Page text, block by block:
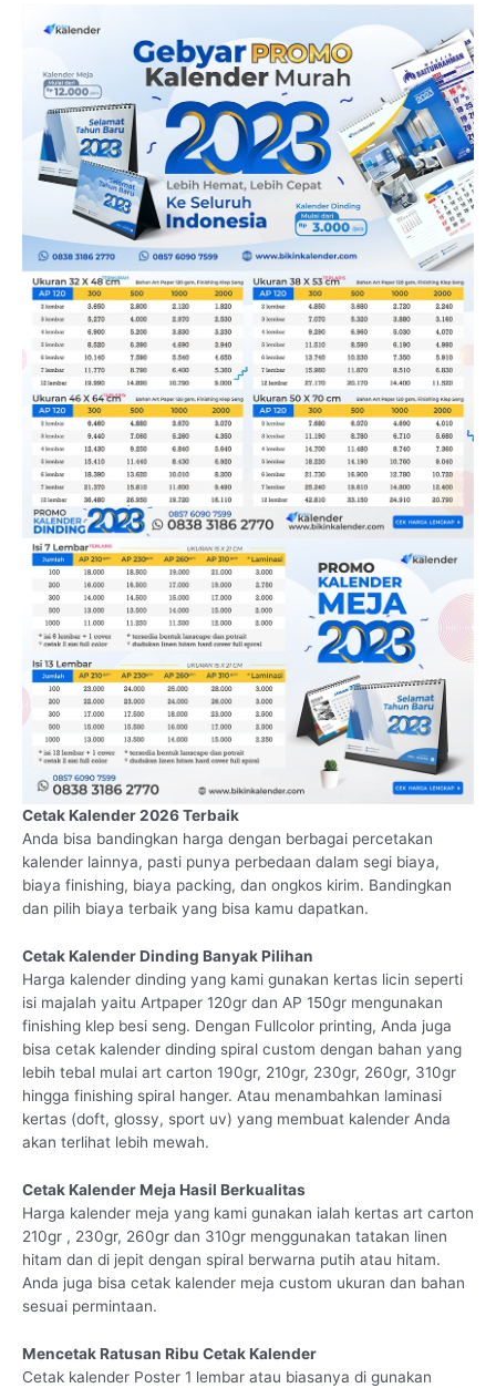
Cetak Kalender 2026 Terbaik
Anda bisa bandingkan harga dengan berbagai percetakan
kalender lainnya, pasti punya perbedaan dalam segi biaya,
biaya finishing, biaya packing, dan ongkos kirim. Bandingkan
dan pilih biaya terbaik yang bisa kamu dapatkan.
Cetak Kalender Dinding Banyak Pilihan
Harga kalender dinding yang kami gunakan kertas licin seperti
isi majalah yaitu Artpaper 120gr dan AP 150gr mengunakan
finishing klep besi seng. Dengan Fullcolor printing, Anda juga
bisa cetak kalender dinding spiral custom dengan bahan yang
lebih tebal mulai art carton 190gr, 210gr, 230gr, 260gr, 310gr
hingga finishing spiral hanger. Atau menambahkan laminasi
kertas (doft, glossy, sport uv) yang membuat kalender Anda
akan terlihat lebih mewah.
Cetak Kalender Meja Hasil Berkualitas
Harga kalender meja yang kami gunakan ialah kertas art carton
210gr , 230gr, 260gr dan 310gr menggunakan tatakan linen
hitam dan di jepit dengan spiral berwarna putih atau hitam.
Anda juga bisa cetak kalender meja custom ukuran dan bahan
sesuai permintaan.
Mencetak Ratusan Ribu Cetak Kalender
Cetak kalender Poster 1 lembar atau biasanya di gunakan